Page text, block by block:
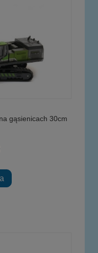
gąsienicach 30cm